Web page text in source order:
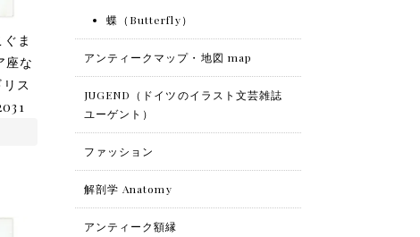
ま
座な
ス
蝶（Butterfly）
アンティークマップ・地図 map
JUGEND（ドイツのイラスト文芸雑誌
ユーゲント）
ファッション
解剖学 Anatomy
アンティーク額縁